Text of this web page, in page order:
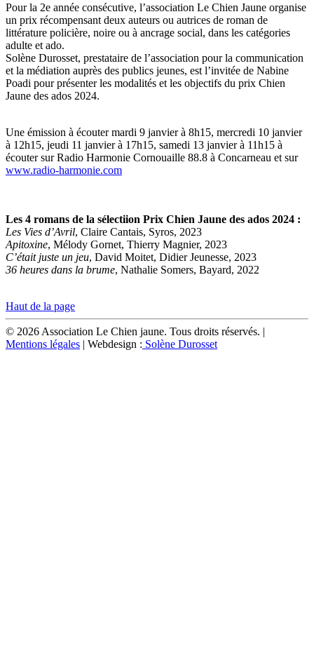
Pour la 2e année consécutive, l’association Le Chien Jaune organise
un prix récompensant deux auteurs ou autrices de roman de
littérature policière, noire ou à ancrage social, dans les catégories
adulte et ado.
Solène Durosset, prestataire de l’association pour la communication
et la médiation auprès des publics jeunes, est l’invitée de Nabine
Poadi pour présenter les modalités et les objectifs du prix Chien
Jaune des ados 2024.
Une émission à écouter mardi 9 janvier à 8h15, mercredi 10 janvier
à 12h15, jeudi 11 janvier à 17h15, samedi 13 janvier à 11h15 à
écouter sur Radio Harmonie Cornouaille 88.8 à Concarneau et sur
www.radio-harmonie.com
Les 4 romans de la sélectiion Prix Chien Jaune des ados 2024 :
Les Vies d’Avril, Claire Cantais, Syros, 2023
Apitoxine, Mélody Gornet, Thierry Magnier, 2023
C’était juste un jeu, David Moitet, Didier Jeunesse, 2023
36 heures dans la brume, Nathalie Somers, Bayard, 2022
Haut de la page
© 2026 Association Le Chien jaune. Tous droits réservés. |
Mentions légales | Webdesign : Solène Durosset